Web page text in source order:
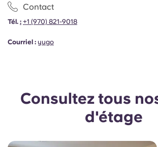
Contact
Tél. : +1 (970) 821-9018
Courriel : yugo
Consultez tous
d'étage